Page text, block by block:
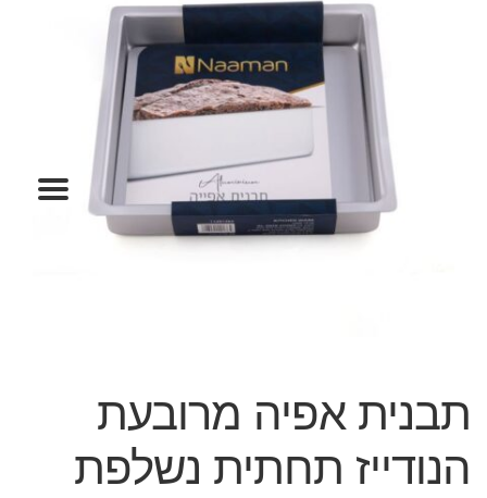
מוצרי חשמל למטבח
גאדג'טס וכלי מטבח
אחסון למטבח
קפה ותה
גיפט קארד
מאמרים
תשלום
תבנית אפיה מרובעת
הנודייז תחתית נשלפת